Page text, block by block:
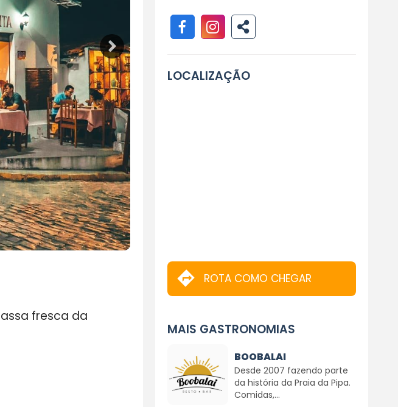
fresca da
LOCALIZAÇÃO
ROTA COMO CHEGAR
MAIS GASTRONOMIAS
BOOBALAI
Desde 2007 fazendo parte
da história da Praia da Pipa.
Comidas,...